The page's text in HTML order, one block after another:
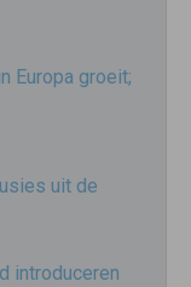
Europa groeit;
uit de
introduceren